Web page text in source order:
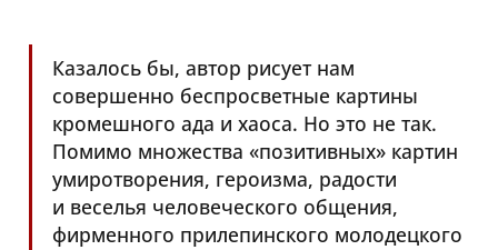
Казалось бы, автор рисует нам
совершенно беспросветные картины
кромешного ада и хаоса. Но это не так.
Помимо множества «позитивных» картин
умиротворения, героизма, радости
и веселья человеческого общения,
фирменного прилепинского молодецкого